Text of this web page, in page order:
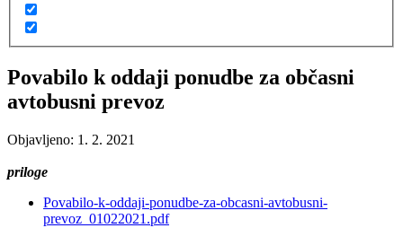
Povabilo k oddaji ponudbe za občasni
avtobusni prevoz
Objavljeno: 1. 2. 2021
priloge
Povabilo-k-oddaji-ponudbe-za-obcasni-avtobusni-
prevoz_01022021.pdf